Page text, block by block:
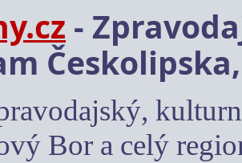
-
Bor a celý